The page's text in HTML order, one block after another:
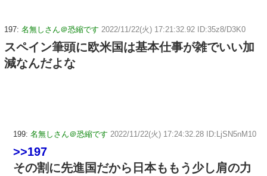
197: 名無しさん＠恐縮です 2022/11/22(火) 17:21:32.92 ID:35z8/D3K0
スペイン筆頭に欧米国は基本仕事が雑でいい加
減なんだよな
199: 名無しさん＠恐縮です 2022/11/22(火) 17:24:32.28 ID:LjSN5nM10
>>197
その割に先進国だから日本ももう少し肩の力